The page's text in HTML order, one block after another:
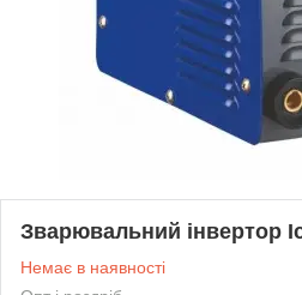
Зварювальний інвертор
Немає в наявності